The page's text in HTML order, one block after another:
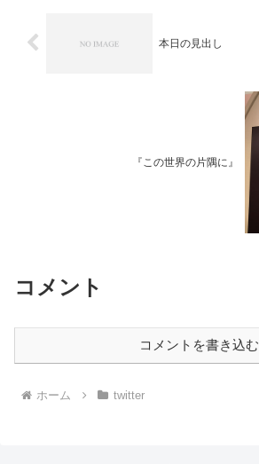
本日の見出し
『この世界の片隅に』
コメント
コメントを書き込む
ホーム twitter